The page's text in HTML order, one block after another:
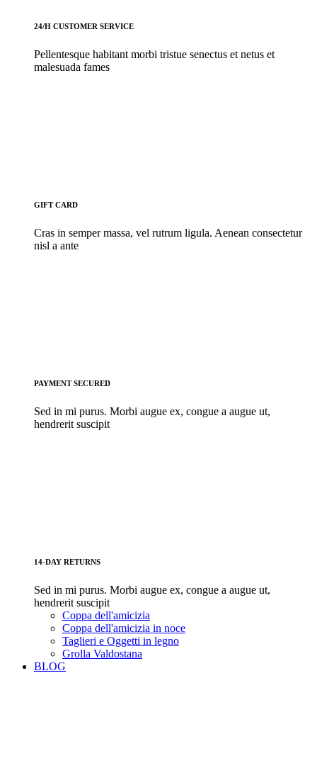
24/H CUSTOMER SERVICE
Pellentesque habitant morbi tristue senectus et netus et
malesuada fames
GIFT CARD
Cras in semper massa, vel rutrum ligula. Aenean consectetur
nisl a ante
PAYMENT SECURED
Sed in mi purus. Morbi augue ex, congue a augue ut,
hendrerit suscipit
14-DAY RETURNS
Sed in mi purus. Morbi augue ex, congue a augue ut,
hendrerit suscipit
Coppa dell'amicizia
Coppa dell'amicizia in noce
Taglieri e Oggetti in legno
Grolla Valdostana
BLOG